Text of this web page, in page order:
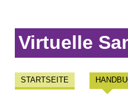
Virtuelle
STARTSEITE